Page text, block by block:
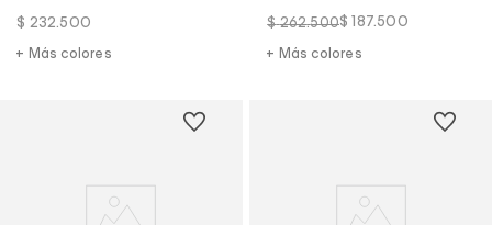
$ 232.500
+ Más colores
$ 262.500$ 187.500
+ Más colores